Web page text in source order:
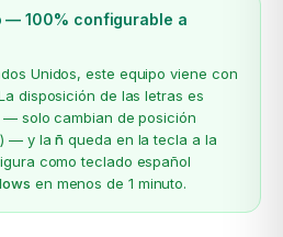
100% configurable a
Unidos, este equipo viene con
disposición de las letras es
solo cambian de posición
— y lañ queda en la tecla a la
como teclado español
en menos de 1 minuto.